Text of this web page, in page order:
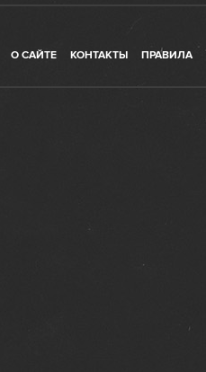
О САЙТЕ КОНТАКТЫ ПРАВИЛА